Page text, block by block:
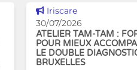
Voir cette news
Iriscare
30/07/2026
ATELIER TAM-TAM :
POUR MIEUX
LE DOUBLE
BRUXELLES